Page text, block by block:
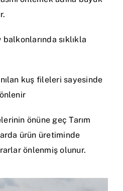
sıklıkla
kuş fileleri sayesinde
önüne geç Tarım
ürün üretiminde
önlenmiş olunur.